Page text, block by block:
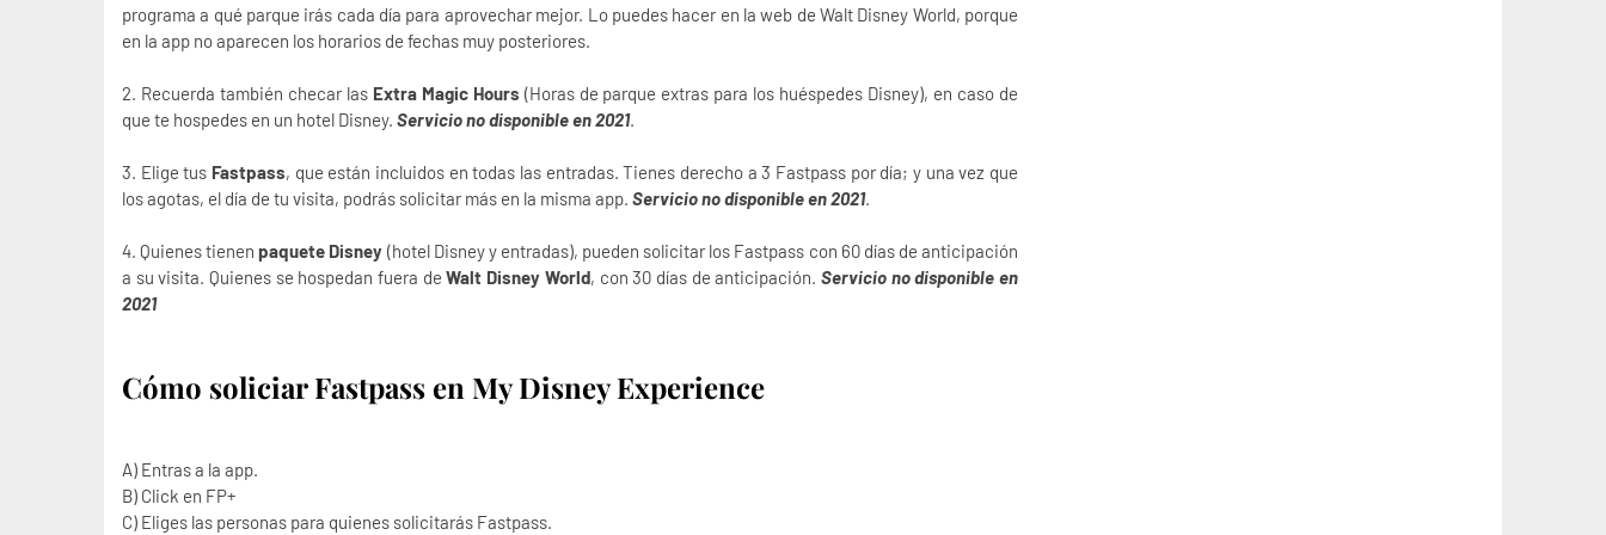
programa a qué parque irás cada día para aprovechar mejor. Lo puedes hacer en la web de Walt Disney World, porque
en la app no aparecen los horarios de fechas muy posteriores.
2. Recuerda también checar las Extra Magic Hours (Horas de parque extras para los huéspedes Disney), en caso de
que te hospedes en un hotel Disney. Servicio no disponible en 2021.
3. Elige tus Fastpass, que están incluidos en todas las entradas. Tienes derecho a 3 Fastpass por día; y una vez que
los agotas, el día de tu visita, podrás solicitar más en la misma app. Servicio no disponible en 2021.
4. Quienes tienenpaquete Disney (hotel Disney y entradas), pueden solicitar los Fastpass con 60 días de anticipación
a su visita. Quienes se hospedan fuera deWalt Disney World, con 30 días de anticipación. Servicio no disponible en
2021
Cómo soliciar Fastpass en My Disney Experience
A) Entras a la app.
B) Click en FP+
C) Eliges las personas para quienes solicitarás Fastpass.